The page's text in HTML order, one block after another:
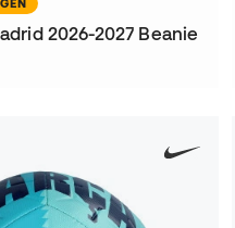
2026-2027 Beanie